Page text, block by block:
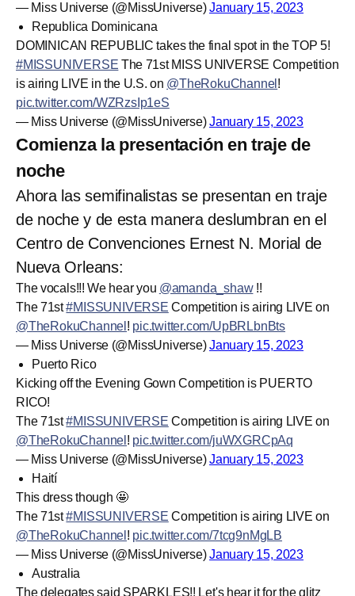
— Miss Universe (@MissUniverse)January 15, 2023
Republica Dominicana
DOMINICAN REPUBLIC takes the final spot in the TOP 5!
#MISSUNIVERSE The 71st MISS UNIVERSE Competition
is airing LIVE in the U.S. on @TheRokuChannel !
pic.twitter.com/WZRzsIp1eS
— Miss Universe (@MissUniverse)January 15, 2023
Comienza la presentación en traje de
noche
Ahora las semifinalistas se presentan en traje
de noche y de esta manera deslumbran en el
Centro de Convenciones Ernest N. Morial de
Nueva Orleans:
The vocals!!! We hear you @amanda_shaw!!
The 71st#MISSUNIVERSE Competition is airing LIVE on
@TheRokuChannel ! pic.twitter.com/UpBRLbnBts
— Miss Universe (@MissUniverse)January 15, 2023
Puerto Rico
Kicking off the Evening Gown Competition is PUERTO
RICO!
The 71st#MISSUNIVERSE Competition is airing LIVE on
@TheRokuChannel ! pic.twitter.com/juWXGRCpAq
— Miss Universe (@MissUniverse)January 15, 2023
Haití
This dress though 🤩
The 71st#MISSUNIVERSE Competition is airing LIVE on
@TheRokuChannel ! pic.twitter.com/7tcg9nMgLB
— Miss Universe (@MissUniverse)January 15, 2023
Australia
The delegates said SPARKLES!! Let's hear it for the glitz